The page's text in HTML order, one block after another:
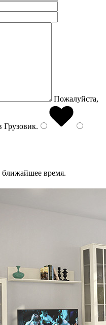
Пожалуйста,
Грузовик.
время.